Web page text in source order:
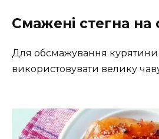
Смажені стегна на
Для обсмажування курятини
використовувати велику